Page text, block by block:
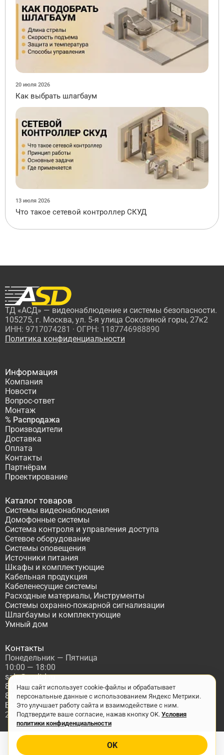
20 июля 2026
Как выбрать шлагбаум
13 июля 2026
Что такое сетевой контроллер СКУД
ТД «АСД» — видеонаблюдение и системы безопасности.
105275, г. Москва, ул. 5-я улица Соколиной горы, 27к2
ИНН: 9717074281 · ОГРН: 1187746988890
Политика конфиденциальности
Информация
Компания
Новости
Вопрос-ответ
Монтаж
% Распродажа
Производители
Доставка
Оплата
Контакты
Партнёрам
Проектирование
Каталог товаров
Системы видеонаблюдения
Домофонные системы
Система контроля и управления доступа
Сетевое оборудование
Системы оповещения
Источники питания
Шкафы и комплектующие
Кабельная продукция
Кабеленесущие системы
Расходные материалы, Инструменты
Системы охранно-пожарной сигнализации
Шлагбаумы и комплектующие
Умный дом
Контакты
Понедельник — Пятница
10:00 — 18:00
sale@asdtd.ru
8(495)677-95-20
8(800)555-06-68
Бесплатный звонок по России
2017-2026 г. ООО "ТД АСД"
Наш сайт использует cookie-файлы и обрабатывает
персональные данные с использованием Яндекс Метрики.
Это улучшает работу сайта и взаимодействие с ним.
Подтвердите ваше согласие, нажав кнопку OK. Условия
политики конфиденциальности
OK